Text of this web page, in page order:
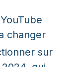
changer
sur